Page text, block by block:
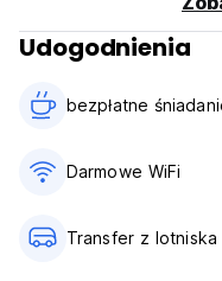
Udogodnienia
bezpłatne
Darmowe WiFi
Transfer z lotniska